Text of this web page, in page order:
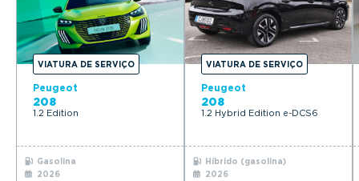
VIATURA DE SERVIÇO
Peugeot
208
1.2 Edition
Gasolina
2026
VIATURA DE SERVIÇO
Peugeot
208
1.2 Hybrid Edition e-DCS6
Híbrido (gasolina)
2026